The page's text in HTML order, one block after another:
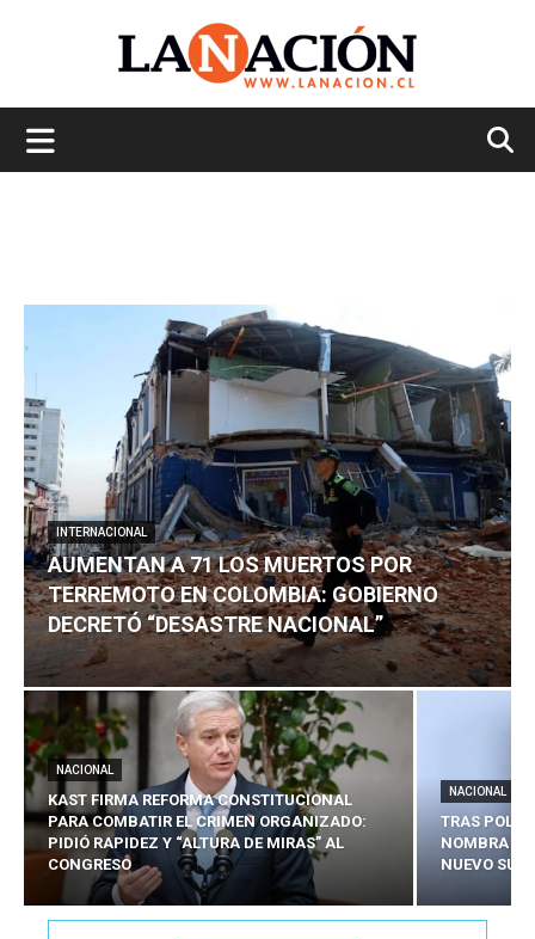
INTERNACIONAL
AUMENTAN A 71 LOS MUERTOS POR
TERREMOTO EN COLOMBIA: GOBIERNO
DECRETÓ “DESASTRE NACIONAL”
NACIONAL
KAST FIRMA REFORMA CONSTITUCIONAL
PARA COMBATIR EL CRIMEN ORGANIZADO:
PIDIÓ RAPIDEZ Y “ALTURA DE MIRAS” AL
CONGRESO
NACIONAL
TRAS
NOMBRA A
NUEVO